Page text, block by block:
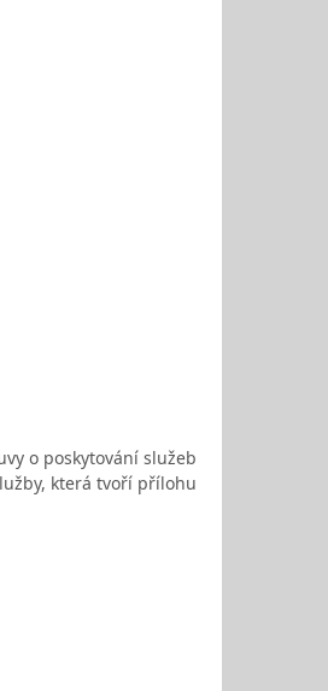
o poskytování služeb
která tvoří přílohu